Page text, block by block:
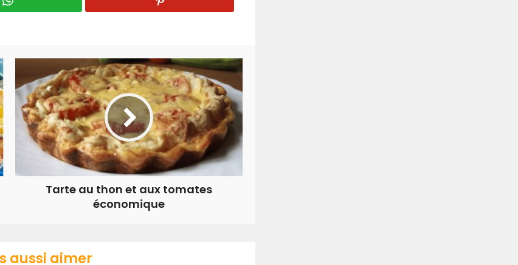
Tarte au thon et aux tomates
économique
aussi aimer